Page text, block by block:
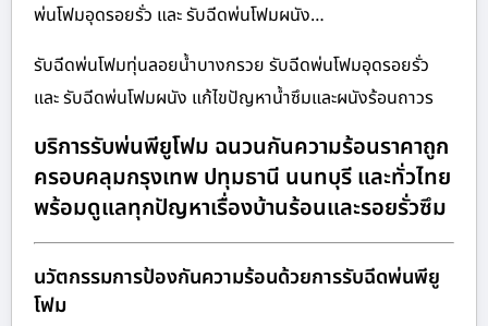
พ่นโฟมอุดรอยรั่ว และ รับฉีดพ่นโฟมผนัง…
รับฉีดพ่นโฟมทุ่นลอยน้ำบางกรวย รับฉีดพ่นโฟมอุดรอยรั่ว
และ รับฉีดพ่นโฟมผนัง แก้ไขปัญหาน้ำซึมและผนังร้อนถาวร
บริการรับพ่นพียูโฟม ฉนวนกันความร้อนราคาถูก
ครอบคลุมกรุงเทพ ปทุมธานี นนทบุรี และทั่วไทย
พร้อมดูแลทุกปัญหาเรื่องบ้านร้อนและรอยรั่วซึม
นวัตกรรมการป้องกันความร้อนด้วยการรับฉีดพ่นพียู
โฟม